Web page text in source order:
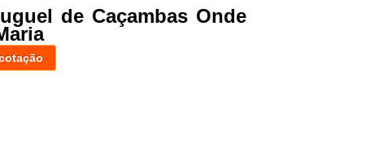
de Caçambas Onde